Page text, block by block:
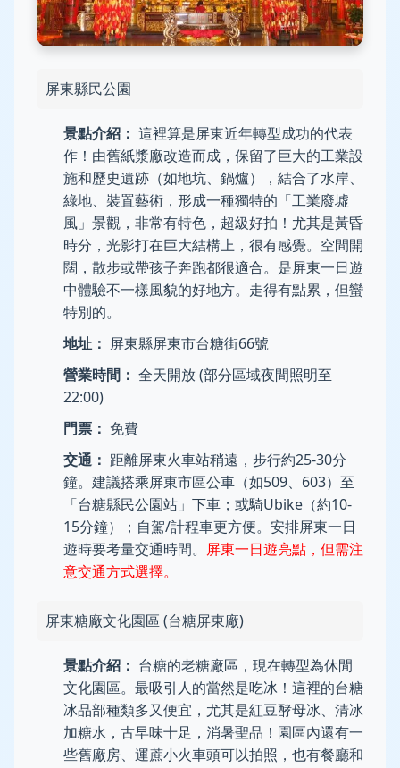
屏東縣民公園
景點介紹： 這裡算是屏東近年轉型成功的代表
作！由舊紙漿廠改造而成，保留了巨大的工業設
施和歷史遺跡（如地坑、鍋爐），結合了水岸、
綠地、裝置藝術，形成一種獨特的「工業廢墟
風」景觀，非常有特色，超級好拍！尤其是黃昏
時分，光影打在巨大結構上，很有感覺。空間開
闊，散步或帶孩子奔跑都很適合。是屏東一日遊
中體驗不一樣風貌的好地方。走得有點累，但蠻
特別的。
地址： 屏東縣屏東市台糖街66號
營業時間： 全天開放 (部分區域夜間照明至
22:00)
門票： 免費
交通： 距離屏東火車站稍遠，步行約25-30分
鐘。建議搭乘屏東市區公車（如509、603）至
「台糖縣民公園站」下車；或騎Ubike（約10-
15分鐘）；自駕/計程車更方便。安排屏東一日
遊時要考量交通時間。 屏東一日遊亮點，但需注
意交通方式選擇。
屏東糖廠文化園區 (台糖屏東廠)
景點介紹： 台糖的老糖廠區，現在轉型為休閒
文化園區。最吸引人的當然是吃冰！這裡的台糖
冰品部種類多又便宜，尤其是紅豆酵母冰、清冰
加糖水，古早味十足，消暑聖品！園區內還有一
些舊廠房、運蔗小火車頭可以拍照，也有餐廳和